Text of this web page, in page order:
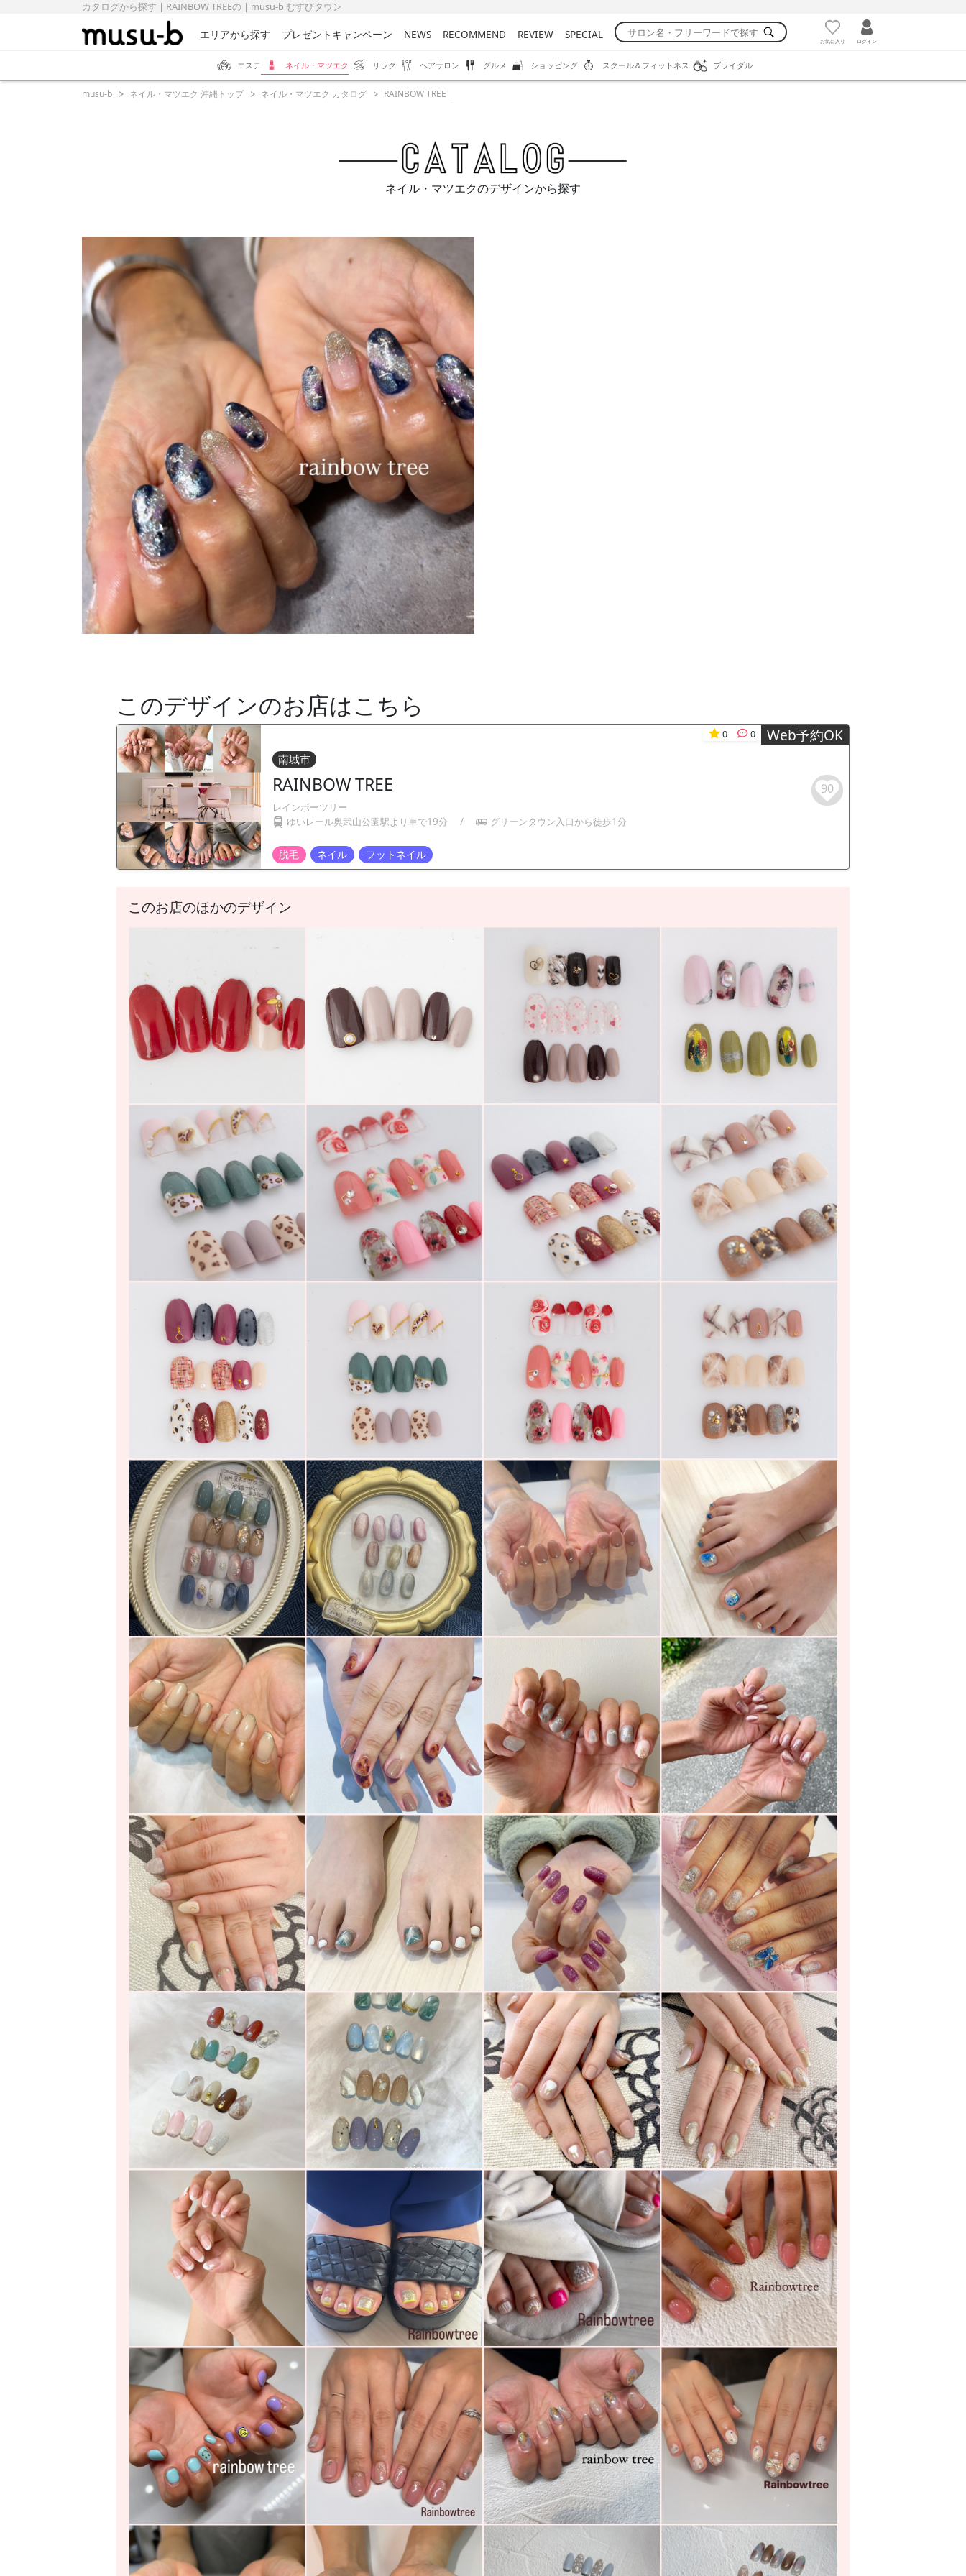
カタログから探す | RAINBOW TREEの | musu-b むすびタウン
エリアから探す プレゼントキャンペーン NEWS RECOMMEND REVIEW SPECIAL お気に入り ログイン
エステ ネイル・マツエク リラク ヘアサロン グルメ ショッピング スクール＆フィットネス ブライダル
musu-b ネイル・マツエク 沖縄トップ ネイル・マツエク カタログ RAINBOW TREE _
ネイル・マツエクのデザインから探す
このデザインのお店はこちら
Web予約OK
脱毛 ネイル フットネイル
南城市
0 0
RAINBOW TREE
レインボーツリー
ゆいレール奥武山公園駅より車で19分
/ グリーンタウン入口から徒歩1分
90
このお店のほかのデザイン